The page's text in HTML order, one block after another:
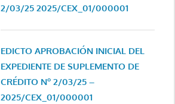
2/03/25 2025/CEX_01/000001
EDICTO APROBACIÓN INICIAL DEL
EXPEDIENTE DE SUPLEMENTO DE
CRÉDITO Nº 2/03/25 –
2025/CEX_01/000001